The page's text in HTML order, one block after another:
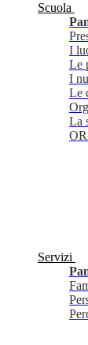
Scuola
I
Le
I
Le
La
Servizi